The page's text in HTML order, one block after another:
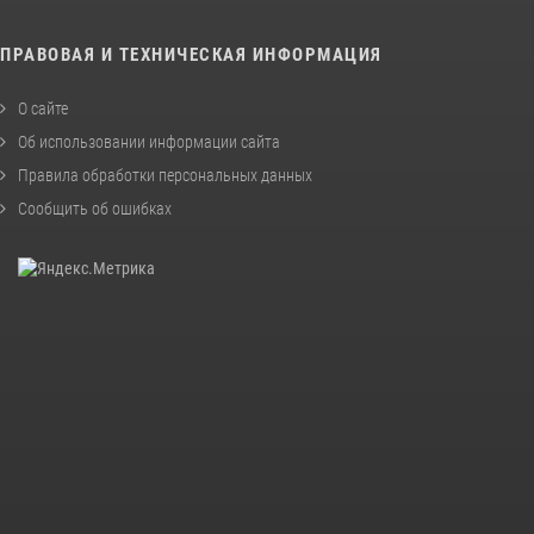
ПРАВОВАЯ И ТЕХНИЧЕСКАЯ ИНФОРМАЦИЯ
О сайте
Об использовании информации сайта
Правила обработки персональных данных
Сообщить об ошибках